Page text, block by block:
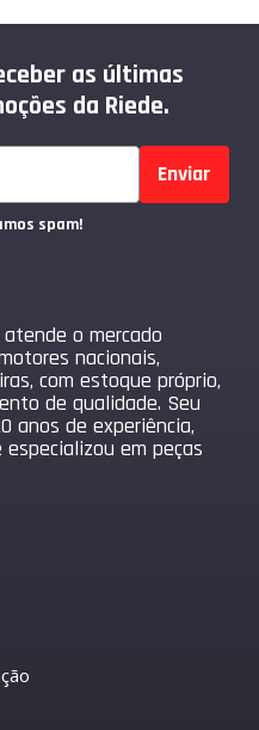
as últimas
da Riede.
Enviar
spam!
atende o mercado
nacionais,
com estoque próprio,
de qualidade. Seu
anos de experiência,
em peças